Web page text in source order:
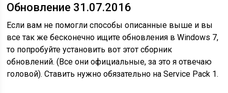
Обновление 31.07.2016
Если вам не помогли способы описанные выше и вы
все так же бесконечно ищите обновления в Windows 7,
то попробуйте установить вот этот сборник
обновлений. (Все они официальные, за это я отвечаю
головой). Ставить нужно обязательно на Service Pack 1.